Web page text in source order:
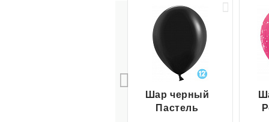
Шар черный
Пастель